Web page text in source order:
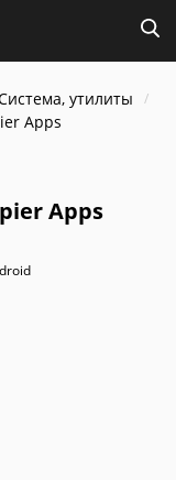
утилиты
Apps
Apps